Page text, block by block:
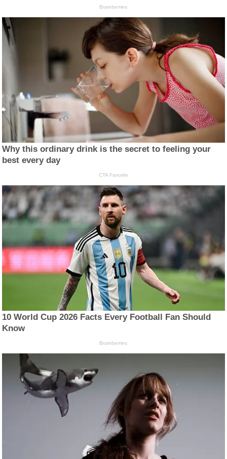
Brainberries
Why this ordinary drink is the secret to feeling your
best every day
CTA Favorite
10 World Cup 2026 Facts Every Football Fan Should
Know
Brainberries